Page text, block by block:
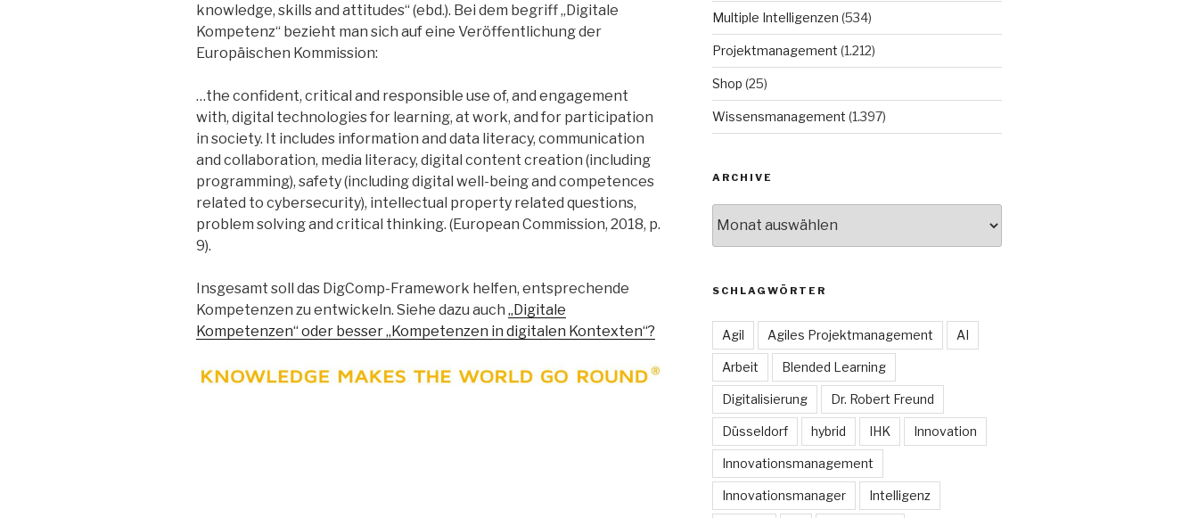
knowledge, skills and attitudes“ (ebd.). Bei dem begriff „Digitale
Kompetenz“ bezieht man sich auf eine Veröffentlichung der
Europäischen Kommission:
…the confident, critical and responsible use of, and engagement
with, digital technologies for learning, at work, and for participation
in society. It includes information and data literacy, communication
and collaboration, media literacy, digital content creation (including
programming), safety (including digital well-being and competences
related to cybersecurity), intellectual property related questions,
problem solving and critical thinking. (European Commission, 2018, p.
9).
Insgesamt soll das DigComp-Framework helfen, entsprechende
Kompetenzen zu entwickeln. Siehe dazu auch „Digitale
Kompetenzen“ oder besser „Kompetenzen in digitalen Kontexten“?
Multiple Intelligenzen (534)
Projektmanagement (1.212)
Shop (25)
Wissensmanagement (1.397)
ARCHIVE
SCHLAGWÖRTER
Agil Agiles Projektmanagement AI
Arbeit Blended Learning
Digitalisierung Dr. Robert Freund
Düsseldorf hybrid IHK Innovation
Innovationsmanagement
Innovationsmanager Intelligenz